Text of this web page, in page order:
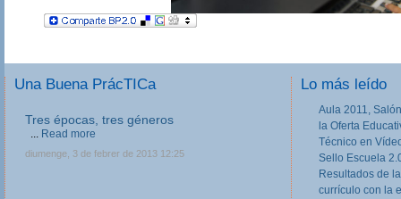
Una Buena PrácTICa
Tres épocas, tres géneros
... Read more
diumenge, 3 de febrer de 2013 12:25
Lo más leído
Aula 2011,
la Oferta
Técnico en
Sello Escuela
Resultados de
currículo con la